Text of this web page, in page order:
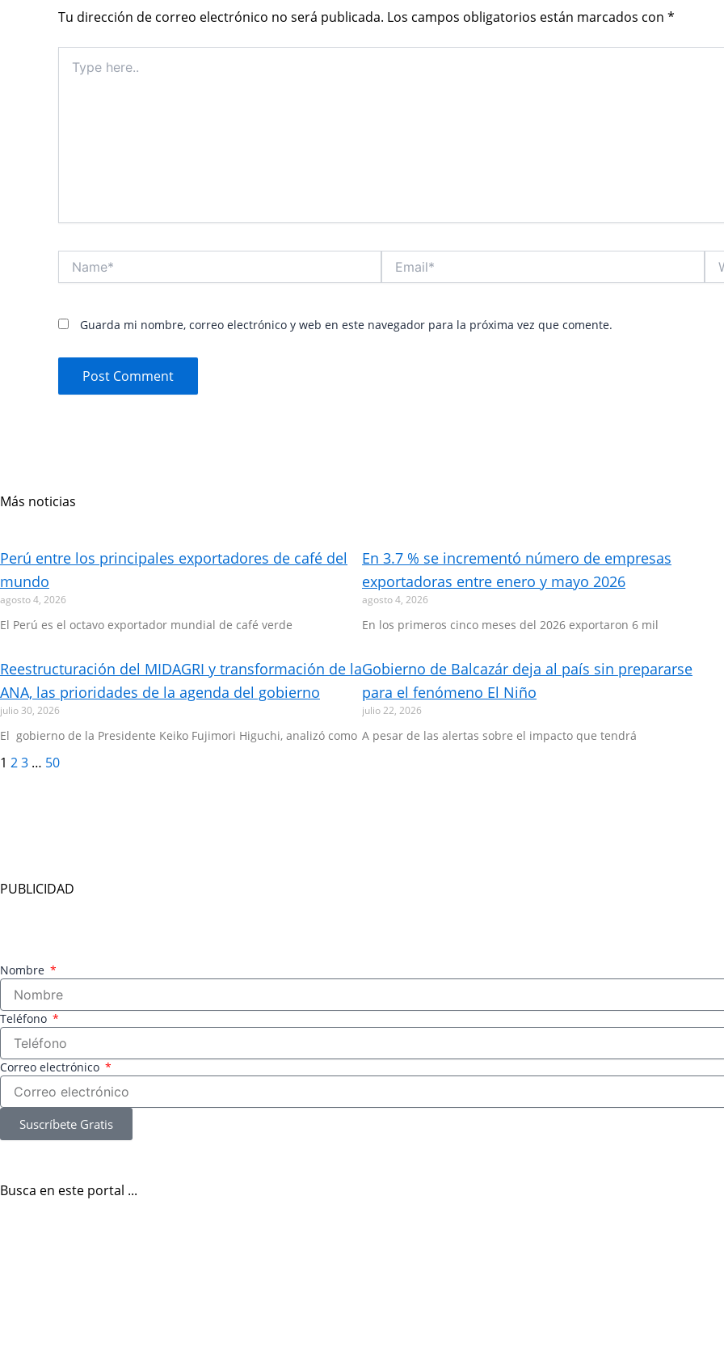
Tu dirección de correo electrónico no será publicada. Los campos obligatorios están marcados con *
here..
Guarda mi nombre, correo electrónico y web en este navegador para la próxima vez que comente.
Más noticias
Perú entre los principales exportadores de café del
mundo
agosto 4, 2026
El Perú es el octavo exportador mundial de café verde
En 3.7 % se incrementó número de empresas
exportadoras entre enero y mayo 2026
agosto 4, 2026
En los primeros cinco meses del 2026 exportaron 6 mil
Reestructuración del MIDAGRI y transformación de la
ANA, las prioridades de la agenda del gobierno
julio 30, 2026
El gobierno de la Presidente Keiko Fujimori Higuchi, analizó como
Gobierno de Balcazár deja al país sin prepararse
para el fenómeno El Niño
julio 22, 2026
A pesar de las alertas sobre el impacto que tendrá
1 23 … 50
PUBLICIDAD
Nombre
Teléfono
Correo electrónico
Suscríbete Gratis
Busca en este portal ...